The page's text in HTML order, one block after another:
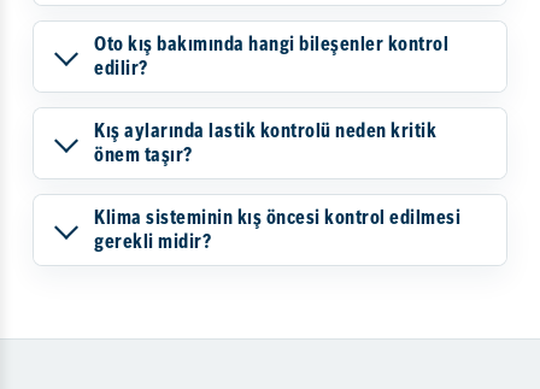
Oto kış bakımında hangi bileşenler kontrol
edilir?
Kış aylarında lastik kontrolü neden kritik
önem taşır?
Klima sisteminin kış öncesi kontrol edilmesi
gerekli midir?